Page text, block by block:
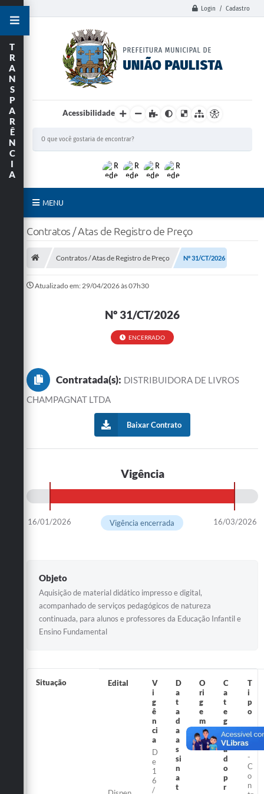
Login / Cadastro
Acessibilidade
MENU
Principal
Turismo
Notícias
Arquivos para Download
Ouvidoria
Projetos
Legislação
Links
T
R
A
N
S
P
A
R
Ê
N
C
I
A
Contratos / Atas de Registro de Preço
Contratos / Atas de Registro de Preço Nº 31/CT/2026
Atualizado em: 29/04/2026 às 07h30
Nº 31/CT/2026
ENCERRADO
Contratada(s): DISTRIBUIDORA DE LIVROS
CHAMPAGNAT LTDA
Baixar Contrato
Vigência
16/01/2026 16/03/2026
Vigência encerrada
Objeto
Aquisição de material didático impresso e digital,
acompanhado de serviços pedagógicos de natureza
continuada, para alunos e professores da Educação Infantil e
Ensino Fundamental
Situação Edital
V
i
g
ê
n
ci
a
D
e
1
6
/
D
a
t
a
d
a
a
s
si
n
a
t
O
ri
g
e
m
C
a
t
e
g
o
ri
a
d
o
p
r
T
i
p
o
C
F
-
C
o
n